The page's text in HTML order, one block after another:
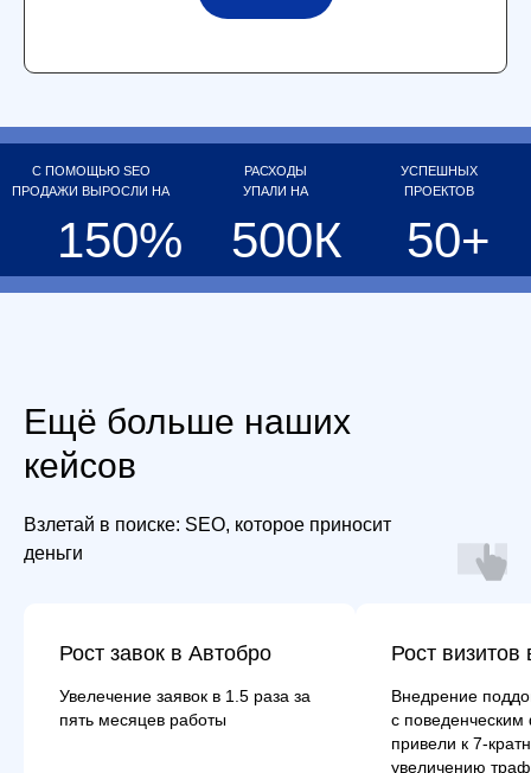
Ещё больше наших
кейсов
Взлетай в поиске: SEO, которое приносит
деньги
Рост завок в Автобро
Увелечение заявок в 1.5 раза за
пять месяцев работы
Рост
Внедрение
с
привели к 7-
увеличению